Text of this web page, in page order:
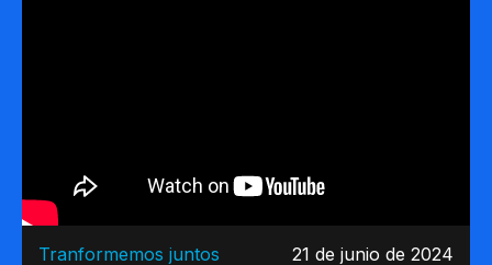
Tranformemos juntos 21 de junio de 2024